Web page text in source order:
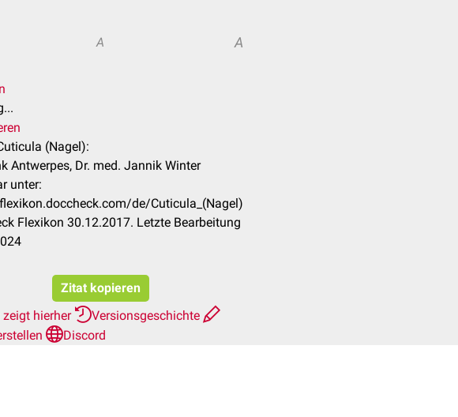
A A
(Nagel):
Antwerpes, Dr. med. Jannik Winter
unter:
de/Cuticula_(Nagel)
Flexikon 30.12.2017. Letzte Bearbeitung
Zitat kopieren
zeigt hierher
Versionsgeschichte
Discord